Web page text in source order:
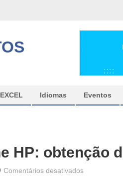
EXCEL Idiomas Eventos
HP: obtenção
Comentários desativados